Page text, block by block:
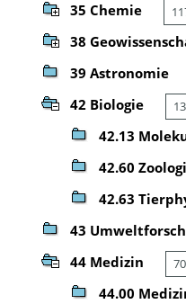
35 Chemie
38
39 Astronomie
42 Biologie
42.13
42.60
42.63
43
44 Medizin
44.00